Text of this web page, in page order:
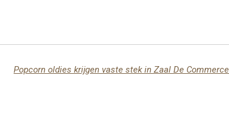
Popcorn oldies krijgen vaste stek in Zaal De Commerce